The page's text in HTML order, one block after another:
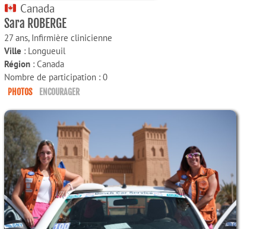
Canada
Sara ROBERGE
27 ans, Infirmière clinicienne
Ville : Longueuil
Région : Canada
Nombre de participation : 0
PHOTOS ENCOURAGER